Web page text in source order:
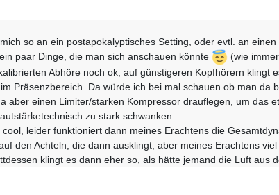
so an ein postapokalyptisches Setting, oder evtl. an einen
paar Dinge, die man sich anschauen könnte
(wie
Abhöre noch ok, auf günstigeren Kopfhörern klingt
Präsenzbereich. Da würde ich bei mal schauen ob man da
aber einen Limiter/starken Kompressor drauflegen, um das
zu stark schwanken.
leider funktioniert dann meines Erachtens die
den Achteln, die dann ausklingt, aber meines Erachtens
klingt es dann eher so, als hätte jemand die Luft aus
dazu wieder richtig gut, hier wird ein Spannungsaufbau